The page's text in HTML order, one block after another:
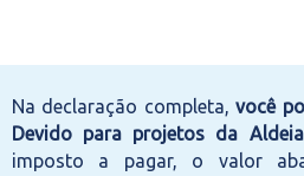
Na declaração completa,você
Devido para projetos da
imposto a pagar, o valor